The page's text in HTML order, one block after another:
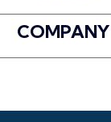
COMPANY